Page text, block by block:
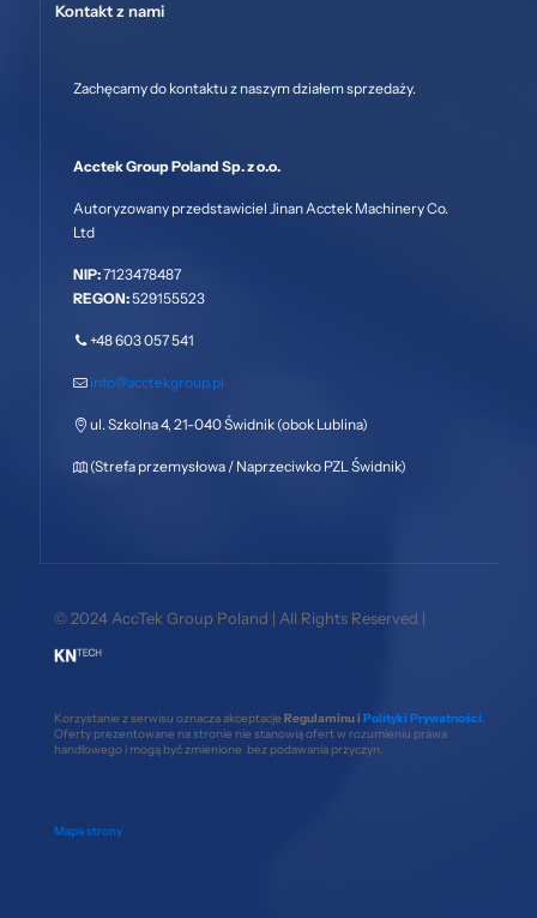
Kontakt z nami
Zachęcamy do kontaktu z naszym działem sprzedaży.
Acctek Group Poland Sp. z o.o.
Autoryzowany przedstawiciel Jinan Acctek Machinery Co.
Ltd
NIP:7123478487
REGON:529155523
+48 603 057 541
info@acctekgroup.pl
ul. Szkolna 4, 21-040 Świdnik (obok Lublina)
(Strefa przemysłowa / Naprzeciwko PZL Świdnik)
© 2024 AccTek Group Poland | All Rights Reserved |
Korzystanie z serwisu oznacza akceptacje Regulaminu i Polityki Prywatności
Oferty prezentowane na stronie nie stanowią ofert w rozumieniu prawa
handlowego i mogą być zmienione bez podawania przyczyn.
Mapa strony